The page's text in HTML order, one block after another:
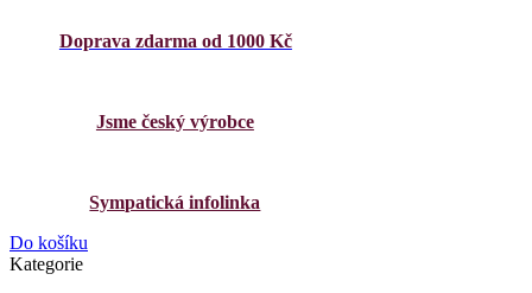
Doprava zdarma od 1000 Kč
Jsme český výrobce
Sympatická infolinka
Do košíku
Kategorie